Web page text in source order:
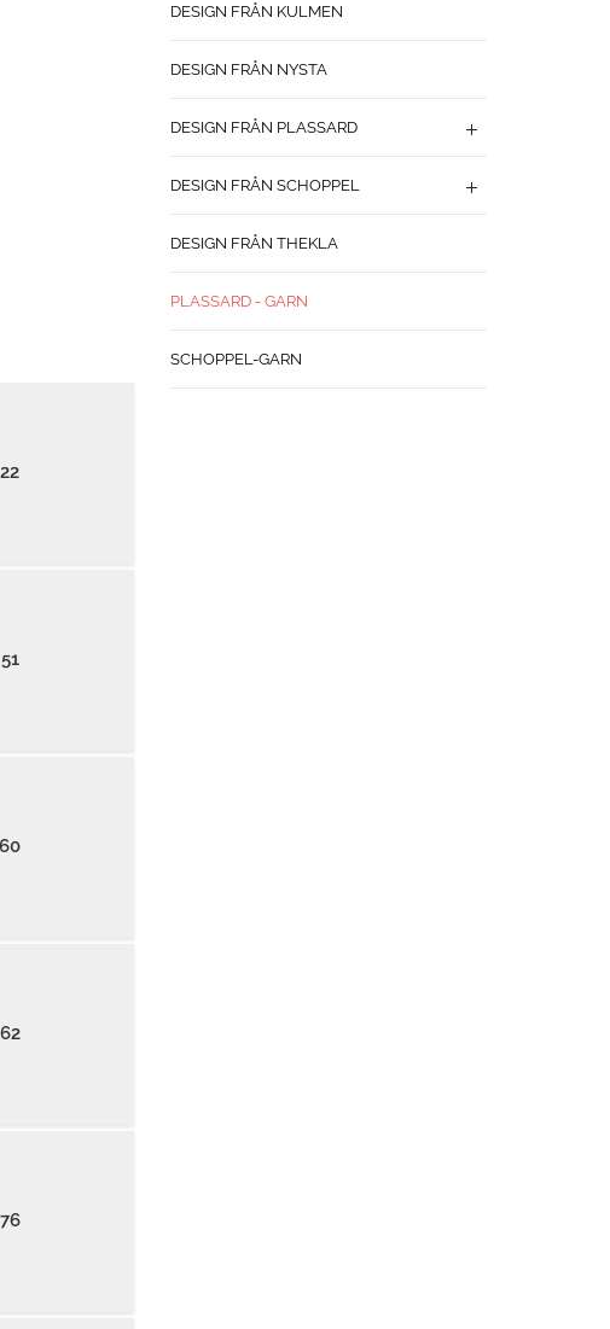
22
51
60
62
76
DESIGN FRÅN KULMEN
DESIGN FRÅN NYSTA
DESIGN FRÅN PLASSARD
DESIGN FRÅN SCHOPPEL
DESIGN FRÅN THEKLA
PLASSARD - GARN
SCHOPPEL-GARN